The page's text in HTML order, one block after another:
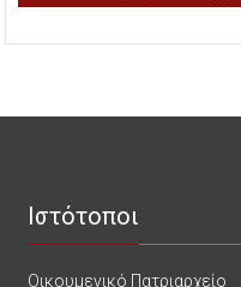
Ιστότοποι
Οικουμενικό Πατριαρχείο